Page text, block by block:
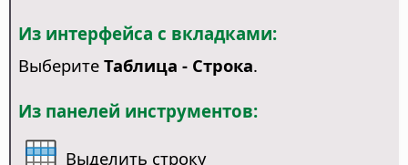
Из интерфейса с вкладками:
Выберите Таблица - Строка.
Из панелей инструментов:
Выделить строку